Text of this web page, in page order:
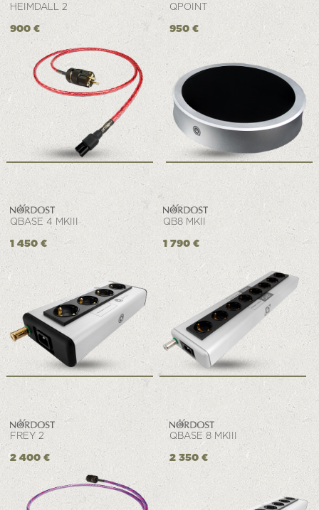
HEIMDALL 2
900 €
QPOINT
950 €
QBASE 4 MKIII
1 450 €
QB8 MKII
1 790 €
FREY 2
2 400 €
QBASE 8 MKIII
2 350 €